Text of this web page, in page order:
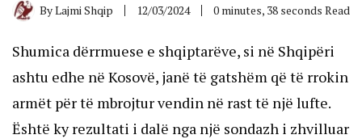
ByLajmi Shqip 12/03/2024 0 minutes, 38 seconds Read
Shumica dërrmuese e shqiptarëve, si në Shqipëri
ashtu edhe në Kosovë, janë të gatshëm që të rrokin
armët për të mbrojtur vendin në rast të një lufte.
Është ky rezultati i dalë nga një sondazh i zhvilluar